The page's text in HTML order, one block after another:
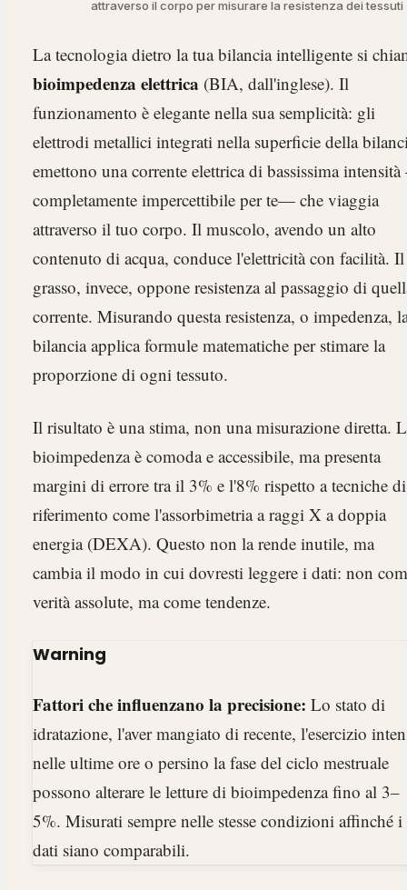
attraverso il corpo per misurare la resistenza dei tessuti
La tecnologia dietro la tua bilancia intelligente si
bioimpedenza elettrica (BIA, dall'inglese). Il
funzionamento è elegante nella sua semplicità: gli
elettrodi metallici integrati nella superficie della
emettono una corrente elettrica di bassissima
completamente impercettibile per te— che viaggia
attraverso il tuo corpo. Il muscolo, avendo un alto
contenuto di acqua, conduce l'elettricità con facilità. Il
grasso, invece, oppone resistenza al passaggio di
corrente. Misurando questa resistenza, o impedenza,
bilancia applica formule matematiche per stimare la
proporzione di ogni tessuto.
Il risultato è una stima, non una misurazione diretta.
bioimpedenza è comoda e accessibile, ma presenta
margini di errore tra il 3% e l'8% rispetto a tecniche di
riferimento come l'assorbimetria a raggi X a doppia
energia (DEXA). Questo non la rende inutile, ma
cambia il modo in cui dovresti leggere i dati: non
verità assolute, ma come tendenze.
Warning
Fattori che influenzano la precisione: Lo stato di
idratazione, l'aver mangiato di recente, l'esercizio
nelle ultime ore o persino la fase del ciclo mestruale
possono alterare le letture di bioimpedenza fino al 3–
5%. Misurati sempre nelle stesse condizioni affinché i
dati siano comparabili.